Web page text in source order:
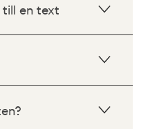
till en text